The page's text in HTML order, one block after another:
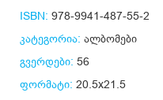
ISBN: 978-9941-487-55-2
კატეგორია: ალბომები
გვერდები: 56
ფორმატი: 20.5x21.5